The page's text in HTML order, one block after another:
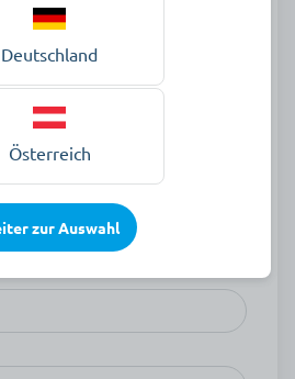
Deutschland
Österreich
zur Auswahl